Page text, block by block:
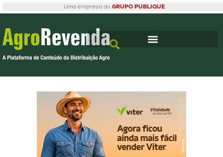
Uma empresa do GRUPO PUBLIQUE